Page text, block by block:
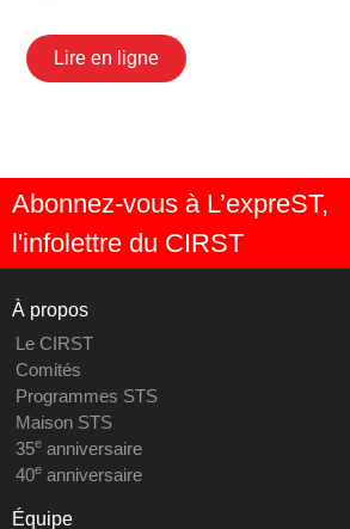
Lire en ligne
Abonnez-vous à L’expreST,
l'infolettre du CIRST
À propos
Le CIRST
Comités
Programmes STS
Maison STS
35eanniversaire
40eanniversaire
Équipe